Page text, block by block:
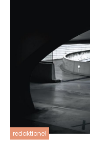
redaktionel